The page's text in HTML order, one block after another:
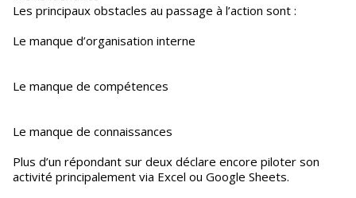
Les principaux obstacles au passage à l’action sont :
Le manque d’organisation interne
Le manque de compétences
Le manque de connaissances
Plus d’un répondant sur deux déclare encore piloter son
activité principalement via Excel ou Google Sheets.